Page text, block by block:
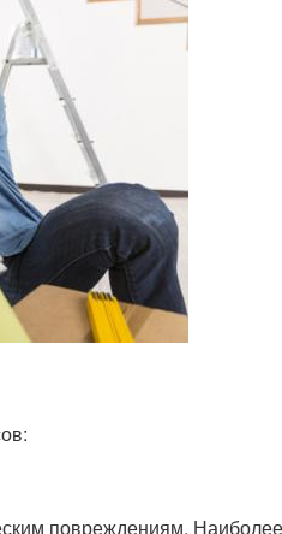
повреждениям.